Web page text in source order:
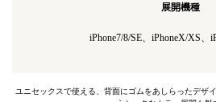
展開機種
iPhone7/8/SE、iPhoneX/XS、
ユニセックスで使える、背面にゴムをあしらったデザ